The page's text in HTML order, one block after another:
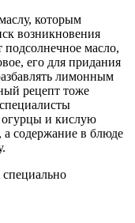
которым
возникновения
масло,
его для придания
лимонным
рецепт тоже
огурцы и кислую
а содержание в блюде